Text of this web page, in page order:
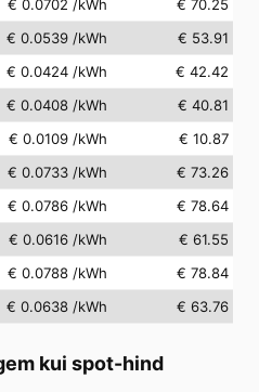
€ 0.0702 /kWh
€ 70.25
€ 0.0539 /kWh
€ 53.91
€ 0.0424 /kWh
€ 42.42
€ 0.0408 /kWh
€ 40.81
€ 0.0109 /kWh
€ 10.87
€ 0.0733 /kWh
€ 73.26
€ 0.0786 /kWh
€ 78.64
€ 0.0616 /kWh
€ 61.55
€ 0.0788 /kWh
€ 78.84
€ 0.0638 /kWh € 63.76
kui spot-hind